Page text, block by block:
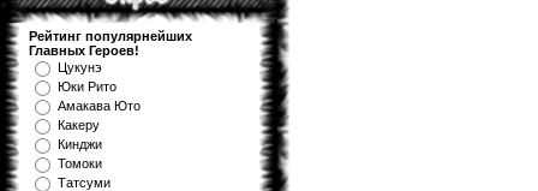
Рейтинг популярнейших
Главных Героев!
Цукунэ
Юки Рито
Амакава Юто
Какеру
Кинджи
Томоки
Татсуми